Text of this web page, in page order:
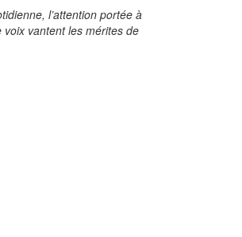
l’attention portée à
voix vantent les mérites de